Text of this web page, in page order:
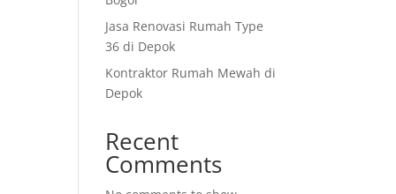
Jasa Renovasi Rumah Type
36 di Depok
Kontraktor Rumah Mewah di
Depok
Recent
Comments